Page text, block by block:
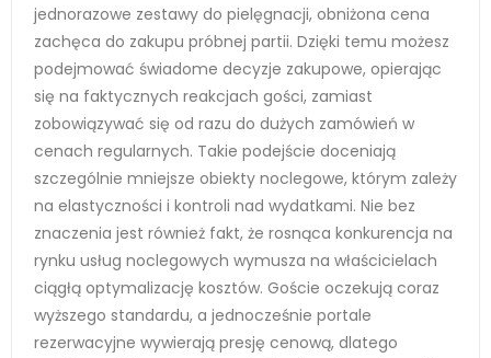
jednorazowe zestawy do pielęgnacji, obniżona cena
zachęca do zakupu próbnej partii. Dzięki temu możesz
podejmować świadome decyzje zakupowe, opierając
się na faktycznych reakcjach gości, zamiast
zobowiązywać się od razu do dużych zamówień w
cenach regularnych. Takie podejście doceniają
szczególnie mniejsze obiekty noclegowe, którym zależy
na elastyczności i kontroli nad wydatkami. Nie bez
znaczenia jest również fakt, że rosnąca konkurencja na
rynku usług noclegowych wymusza na właścicielach
ciągłą optymalizację kosztów. Goście oczekują coraz
wyższego standardu, a jednocześnie portale
rezerwacyjne wywierają presję cenową, dlatego